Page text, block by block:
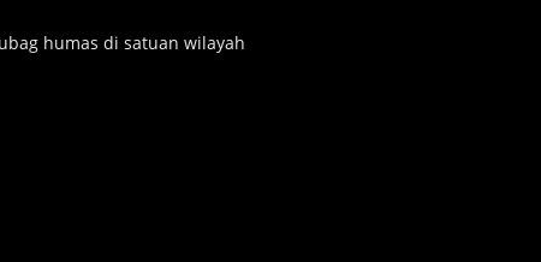
humas di satuan wilayah